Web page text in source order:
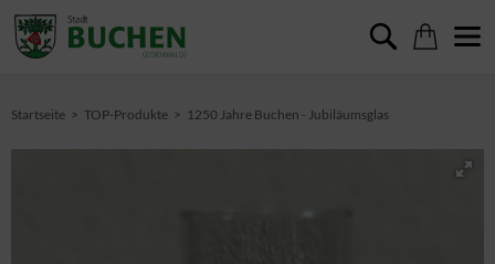
Startseite TOP-Produkte 1250 Jahre Buchen - Jubiläumsglas